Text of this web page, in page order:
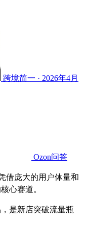
跨境简一 · 2026年4月
Ozon问答
借庞大的用户体量和
心赛道。
是新店突破流量瓶